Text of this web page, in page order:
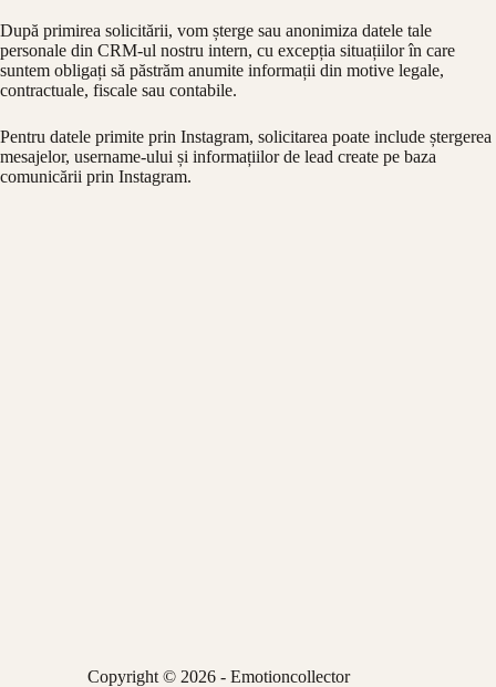
După primirea solicitării, vom șterge sau anonimiza datele tale
personale din CRM-ul nostru intern, cu excepția situațiilor în care
suntem obligați să păstrăm anumite informații din motive legale,
contractuale, fiscale sau contabile.
Pentru datele primite prin Instagram, solicitarea poate include ștergerea
mesajelor, username-ului și informațiilor de lead create pe baza
comunicării prin Instagram.
Copyright © 2026 - Emotioncollector